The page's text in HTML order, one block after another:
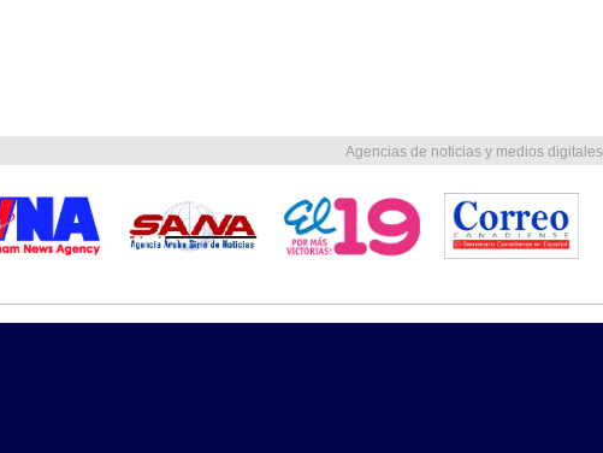
Agencias de noticias y medios digitales